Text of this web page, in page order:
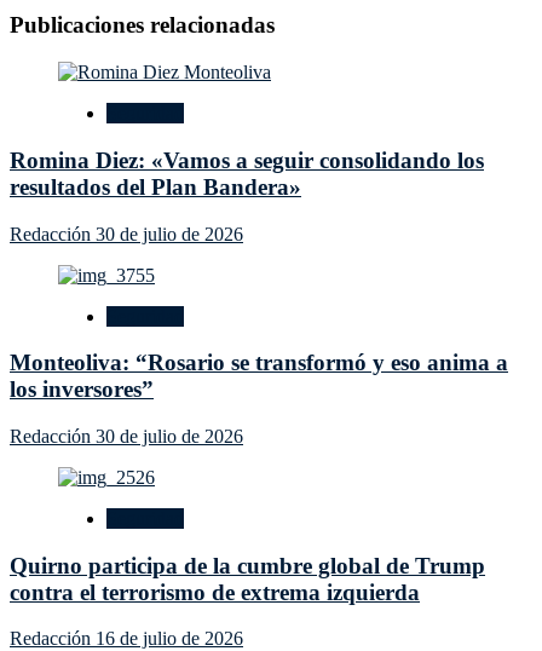
Publicaciones relacionadas
Romina Diez: «Vamos a seguir consolidando los
resultados del Plan Bandera»
Redacción 30 de julio de 2026
Monteoliva: “Rosario se transformó y eso anima a
los inversores”
Redacción 30 de julio de 2026
Quirno participa de la cumbre global de Trump
contra el terrorismo de extrema izquierda
Redacción 16 de julio de 2026